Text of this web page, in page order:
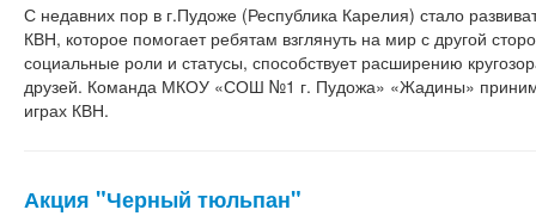
С недавних пор в г.Пудоже (Республика Карелия) стало
КВН, которое помогает ребятам взглянуть на мир с другой
социальные роли и статусы, способствует расширению
друзей. Команда МКОУ «СОШ №1 г. Пудожа» «Жадины»
играх КВН.
Акция "Черный тюльпан"